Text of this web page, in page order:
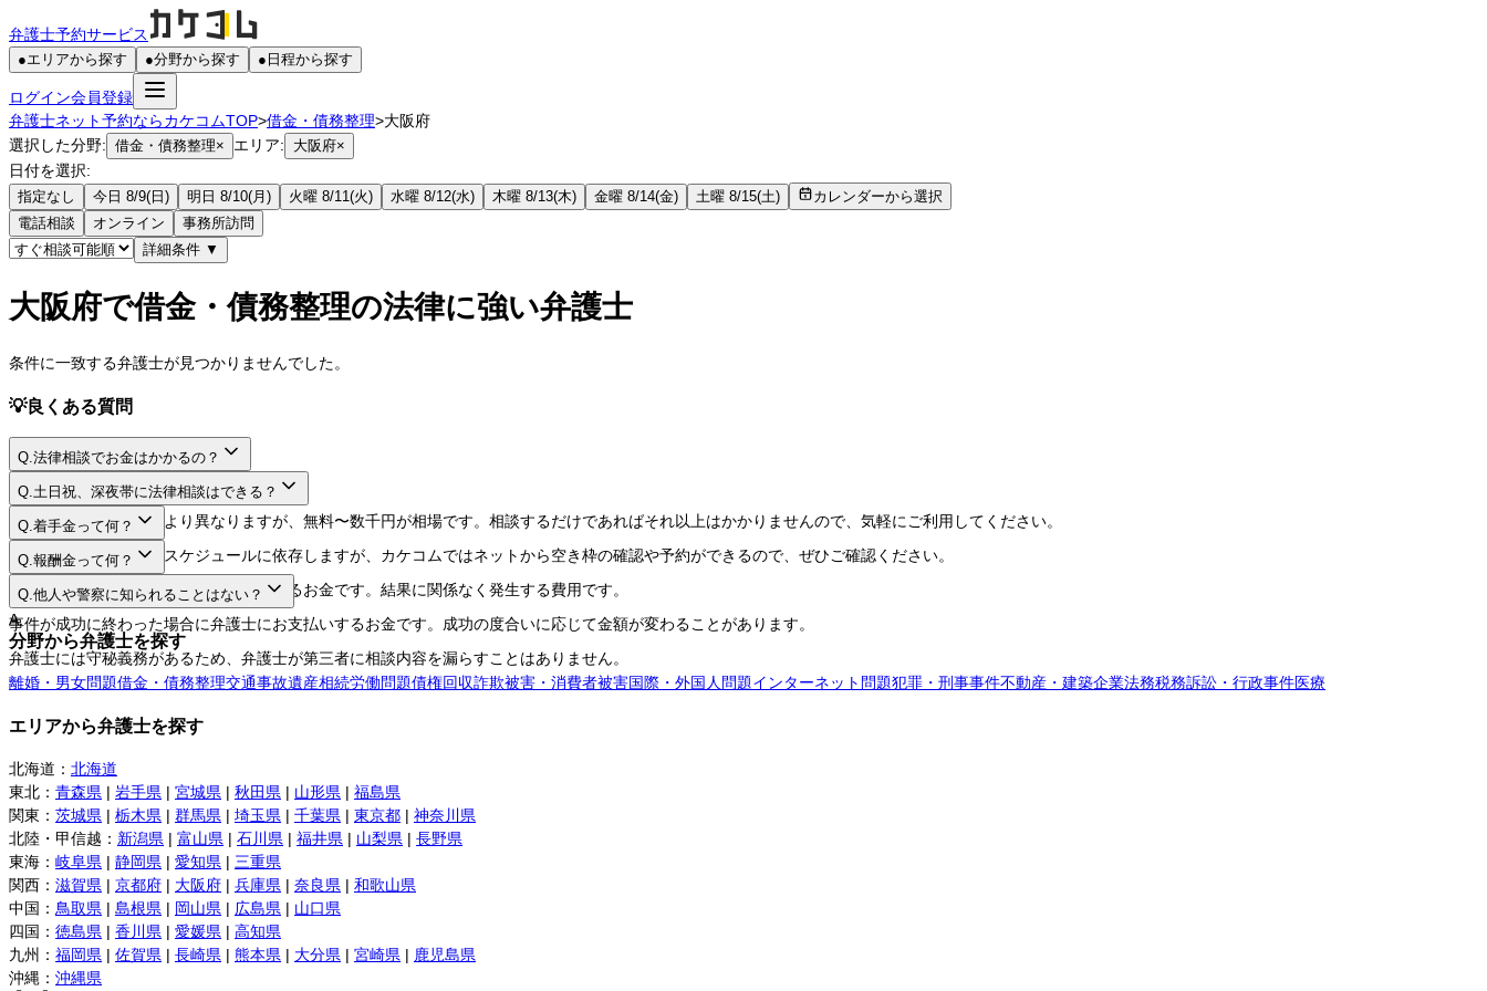
弁護士予約サービス
●エリアから探す ●分野から探す ● 日程から探す
ログイン会員登録
弁護士ネット予約ならカケコムTOP>借金・債務整理>大阪府
選択した分野: 借金・債務整理× エリア: 大阪府×
日付を選択:
指定なし 今日 8/9(日) 明日 8/10(月) 火曜 8/11(火) 水曜 8/12(水) 木曜 8/13(木) 金曜 8/14(金) 土曜 8/15(土)
カレンダーから選択
電話相談
オンライン
事務所訪問
詳細条件 ▼
大阪府で借金・債務整理の法律に強い弁護士
条件に一致する弁護士が見つかりませんでした。
💡良くある質問
Q.法律相談でお金はかかるの？
A.
法律相談料は弁護士により異なりますが、無料〜数千円が相場です。相談するだけであればそれ以上はかかりませんので、気軽にご利用してください。
Q.土日祝、深夜帯に法律相談はできる？
A.
日程や時間は弁護士のスケジュールに依存しますが、カケコムではネットから空き枠の確認や予約ができるので、ぜひご確認ください。
Q.着手金って何？
A.
弁護士に事件を依頼する際にお支払いするお金です。結果に関係なく発生する費用です。
Q.報酬金って何？
A.
事件が成功に終わった場合に弁護士にお支払いするお金です。成功の度合いに応じて金額が変わることがあります。
Q.他人や警察に知られることはない？
A.
弁護士には守秘義務があるため、弁護士が第三者に相談内容を漏らすことはありません。
分野から弁護士を探す
離婚・男女問題借金・債務整理交通事故遺産相続労働問題債権回収詐欺被害・消費者被害国際・外国人問題インターネット問題犯罪・刑事事件不動産・建築企業法務税務訴訟・行政事件医療
エリアから弁護士を探す
北海道 ： 北海道
東北 ： 青森県 | 岩手県 | 宮城県 | 秋田県 | 山形県 | 福島県
関東 ： 茨城県 | 栃木県 | 群馬県 | 埼玉県 | 千葉県 | 東京都 | 神奈川県
北陸・甲信越 ： 新潟県 | 富山県 | 石川県 | 福井県 | 山梨県 | 長野県
東海 ： 岐阜県 | 静岡県 | 愛知県 | 三重県
関西 ： 滋賀県 | 京都府 | 大阪府 | 兵庫県 | 奈良県 | 和歌山県
中国 ： 鳥取県 | 島根県 | 岡山県 | 広島県 | 山口県
四国 ： 徳島県 | 香川県 | 愛媛県 | 高知県
九州 ： 福岡県 | 佐賀県 | 長崎県 | 熊本県 | 大分県 | 宮崎県 | 鹿児島県
沖縄 ： 沖縄県